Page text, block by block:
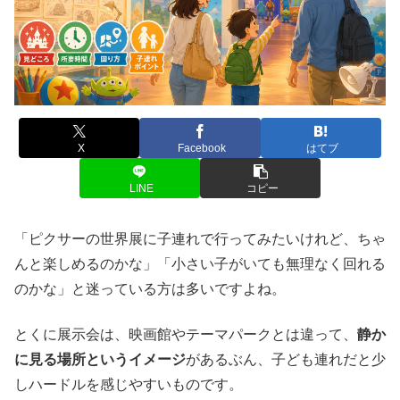
X Facebook はてブ
LINE コピー
「ピクサーの世界展に子連れで行ってみたいけれど、ちゃ
んと楽しめるのかな」「小さい子がいても無理なく回れる
のかな」と迷っている方は多いですよね。
とくに展示会は、映画館やテーマパークとは違って、 静か
に見る場所というイメージがあるぶん、子ども連れだと少
しハードルを感じやすいものです。